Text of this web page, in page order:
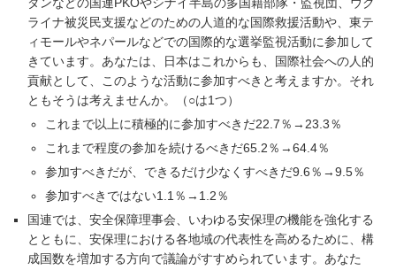
ライナ被災民支援などのための人道的な国際救援活動や、東テ
ィモールやネパールなどでの国際的な選挙監視活動に参加して
きています。あなたは、日本はこれからも、国際社会への人的
貢献として、このような活動に参加すべきと考えますか。それ
ともそうは考えませんか。（○は1つ）
これまで以上に積極的に参加すべきだ22.7％→23.3％
これまで程度の参加を続けるべきだ65.2％→64.4％
参加すべきだが、できるだけ少なくすべきだ9.6％→9.5％
参加すべきではない1.1％→1.2％
国連では、安全保障理事会、いわゆる安保理の機能を強化する
とともに、安保理における各地域の代表性を高めるために、構
成国数を増加する方向で議論がすすめられています。あなた